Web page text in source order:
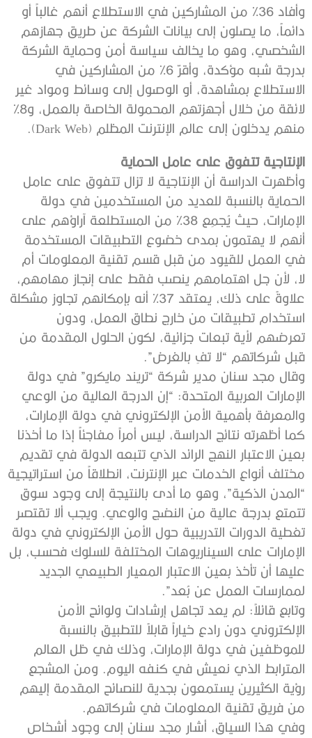
وأفاد 36% من المشاركين في الاستطلاع أنهم غالباً أو
دائماً، ما يصلون إلى بيانات الشركة عن طريق جهازهم
الشخصي، وهو ما يخالف سياسة أمن وحماية الشركة
بدرجة شبه مؤكدة، وأقرّ 6% من المشاركين في
الاستطلاع بمشاهدة، أو الوصول إلى وسائط ومواد غير
لائقة من خلال أجهزتهم المحمولة الخاصة بالعمل، و8%
منهم يدخلون إلى عالم الإنترنت المظلم (Dark Web).
الإنتاجية تتفوق على عامل الحماية
وأظهرت الدراسة أن الإنتاجية لا تزال تتفوق على عامل
الحماية بالنسبة للعديد من المستخدمين في دولة
الإمارات، حيث يُجمِع 38% من المستطلعة آراؤهم على
أنهم لا يهتمون بمدى خضوع التطبيقات المستخدمة
في العمل للقيود من قبل قسم تقنية المعلومات أم
لا، لأن جل اهتمامهم ينصب فقط على إنجاز مهامهم،
علاوةً على ذلك، يعتقد 37% أنه بإمكانهم تجاوز مشكلة
استخدام تطبيقات من خارج نطاق العمل، ودون
تعرضهم لأية تبعات جزائية، لكون الحلول المقدمة من
قبل شركاتهم “لا تفِ بالغرض”.
وقال مجد سنان مدير شركة “تريند مايكرو” في دولة
الإمارات العربية المتحدة: “إن الدرجة العالية من الوعي
والمعرفة بأهمية الأمن الإلكتروني في دولة الإمارات،
كما أظهرته نتائج الدراسة، ليس أمراً مفاجئاً إذا ما أخذنا
بعين الاعتبار النهج الرائد الذي تتبعه الدولة في تقديم
مختلف أنواع الخدمات عبر الإنترنت، انطلاقاً من استراتيجية
“المدن الذكية”، وهو ما أدى بالنتيجة إلى وجود سوق
تتمتع بدرجة عالية من النضج والوعي. ويجب ألا تقتصر
تغطية الدورات التدريبية حول الأمن الإلكتروني في دولة
الإمارات على السيناريوهات المختلفة للسلوك فحسب، بل
عليها أن تأخذ بعين الاعتبار المعيار الطبيعي الجديد
لممارسات العمل عن بُعد”.
وتابع قائلاً: لم يعد تجاهل إرشادات ولوائح الأمن
الإلكتروني دون رادع خياراً قابلاً للتطبيق بالنسبة
للموظفين في دولة الإمارات، وذلك في ظل العالم
المترابط الذي نعيش في كنفه اليوم. ومن المشجع
رؤية الكثيرين يستمعون بجدية للنصائح المقدمة إليهم
من فريق تقنية المعلومات في شركاتهم.
وفي هذا السياق، أشار مجد سنان إلى وجود أشخاص